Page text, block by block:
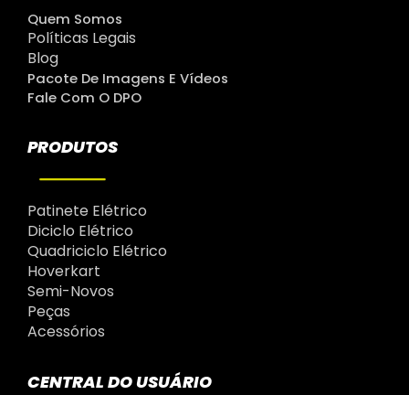
Quem Somos
Políticas Legais
Blog
Pacote De Imagens E Vídeos
Fale Com O DPO
PRODUTOS
Patinete Elétrico
Diciclo Elétrico
Quadriciclo Elétrico
Hoverkart
Semi-Novos
Peças
Acessórios
CENTRAL DO USUÁRIO